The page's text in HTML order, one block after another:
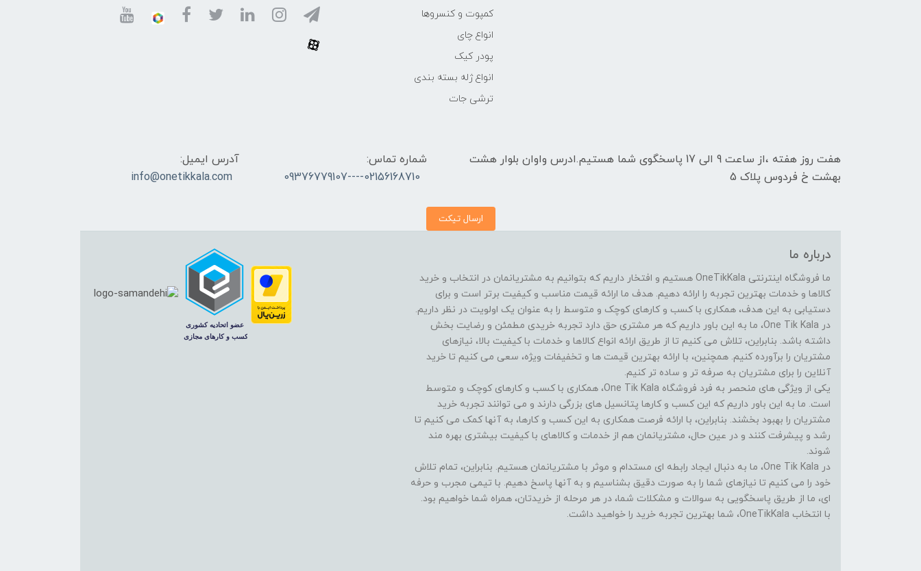
کمپوت و کنسروها
انواع چای
پودر کیک
انواع ژله بسته بندی
ترشی جات
هفت روز هفته ،از ساعت 9 الی 17 پاسخگوی شما هستیم.ادرس واوان بلوار هشت
بهشت خ فردوس پلاک 5
شماره تماس:
02156168710----09376779107
آدرس ایمیل:
info@onetikkala.com
ارسال تیکت
درباره ما
ما فروشگاه اینترنتی OneTikKala هستیم و افتخار داریم که بتوانیم به مشتریانمان در انتخاب و خرید
کالاها و خدمات بهترین تجربه را ارائه دهیم. هدف ما ارائه قیمت مناسب و کیفیت برتر است و برای
دستیابی به این هدف، همکاری با کسب و کارهای کوچک و متوسط را به عنوان یک اولویت در نظر داریم.
در One Tik Kala، ما به این باور داریم که هر مشتری حق دارد تجربه خریدی مطمئن و رضایت بخش
داشته باشد. بنابراین، تلاش می کنیم تا از طریق ارائه انواع کالاها و خدمات با کیفیت بالا، نیازهای
مشتریان را برآورده کنیم. همچنین، با ارائه بهترین قیمت ها و تخفیفات ویژه، سعی می کنیم تا خرید
آنلاین را برای مشتریان به صرفه تر و ساده تر کنیم.
یکی از ویژگی های منحصر به فرد فروشگاه One Tik Kala، همکاری با کسب و کارهای کوچک و متوسط
است. ما به این باور داریم که این کسب و کارها پتانسیل های بزرگی دارند و می توانند تجربه خرید
مشتریان را بهبود بخشند. بنابراین، با ارائه فرصت همکاری به این کسب و کارها، به آنها کمک می کنیم تا
رشد و پیشرفت کنند و در عین حال، مشتریانمان هم از خدمات و کالاهای با کیفیت بیشتری بهره مند
شوند.
در One Tik Kala، ما به دنبال ایجاد رابطه ای مستدام و موثر با مشتریانمان هستیم. بنابراین، تمام تلاش
خود را می کنیم تا نیازهای شما را به صورت دقیق بشناسیم و به آنها پاسخ دهیم. با تیمی مجرب و حرفه
ای، ما از طریق پاسخگویی به سوالات و مشکلات شما، در هر مرحله از خریدتان، همراه شما خواهیم بود.
با انتخاب OneTikKala، شما بهترین تجربه خرید را خواهید داشت.